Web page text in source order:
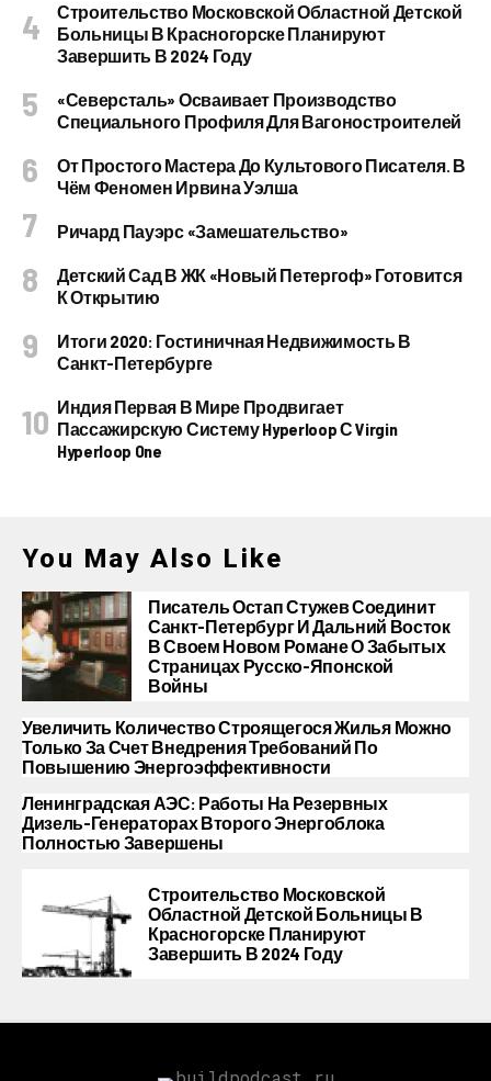
Строительство Московской Областной Детской
Больницы В Красногорске Планируют
Завершить В 2024 Году
«Северсталь» Осваивает Производство
Специального Профиля Для Вагоностроителей
От Простого Мастера До Культового Писателя. В
Чём Феномен Ирвина Уэлша
Ричард Пауэрс «Замешательство»
Детский Сад В ЖК «Новый Петергоф» Готовится
К Открытию
Итоги 2020: Гостиничная Недвижимость В
Санкт-Петербурге
Индия Первая В Мире Продвигает
Пассажирскую Систему Hyperloop С Virgin
Hyperloop One
You May Also Like
Писатель Остап Стужев Соединит
Санкт-Петербург И Дальний Восток
В Своем Новом Романе О Забытых
Страницах Русско-Японской
Войны
Увеличить Количество Строящегося Жилья Можно
Только За Счет Внедрения Требований По
Повышению Энергоэффективности
Ленинградская АЭС: Работы На Резервных
Дизель-Генераторах Второго Энергоблока
Полностью Завершены
Строительство Московской
Областной Детской Больницы В
Красногорске Планируют
Завершить В 2024 Году